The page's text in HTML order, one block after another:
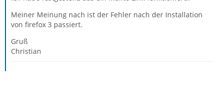
Meiner Meinung nach ist der Fehler nach der Installation
von firefox 3 passiert.
Gruß
Christian